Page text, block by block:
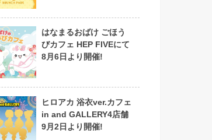
はなまるおばけ ごほう
びカフェ HEP FIVEにて
8月6日より開催!
ヒロアカ 浴衣ver.カフェ
in and GALLERY4店舗
9月2日より開催!